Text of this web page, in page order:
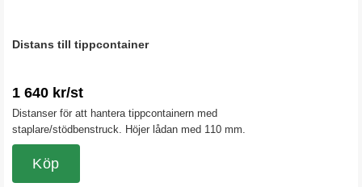
Distans till tippcontainer
1 640 kr/st
Distanser för att hantera tippcontainern med
staplare/stödbenstruck. Höjer lådan med 110 mm.
Köp